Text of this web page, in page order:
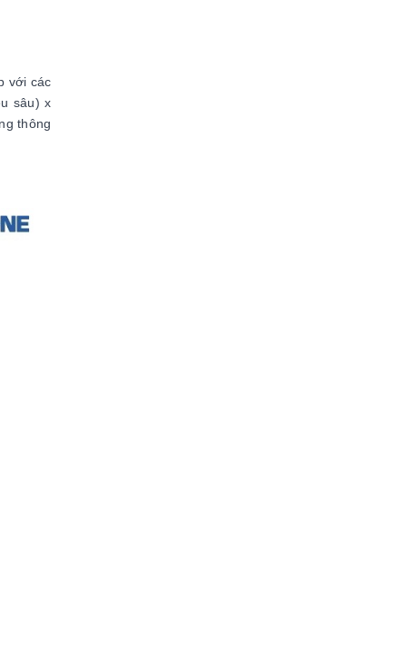
với các
sâu) x
thông